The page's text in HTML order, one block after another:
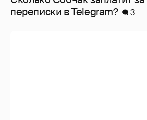
перeписки в Telegram?
3